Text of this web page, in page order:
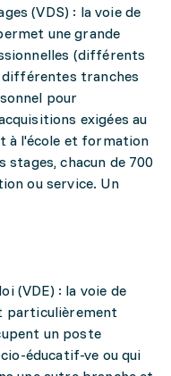
(VDS) : la voie de
une grande
(différents
différentes tranches
pour
exigées au
à l'école et formation
stages, chacun de 700
ou service. Un
(VDE) : la voie de
particulièrement
un poste
éducatif-ve ou qui